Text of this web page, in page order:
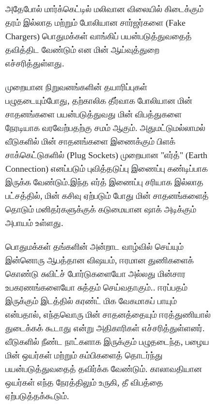
அதேபோல் மார்க்கெட்டில் மலிவான விலையில் கிடைக்கும்
தரம் இல்லாத மற்றும் போலியான சார்ஜர்களை (Fake
Chargers) பொதுமக்கள் வாங்கிப் பயன்படுத்துவதைத்
தவித்திட வேண்டும் என மின் ஆய்வுத்துறை
எச்சரித்துள்ளது.
முறையான நிறுவனங்களின் தயாரிப்புகள்
பழுதடையும்போது, தற்காலிக தீர்வாக போலியான மின்
சாதனங்களை பயன்படுத்துவது மின் விபத்துகளை
நேரடியாக வரவேற்பதற்கு சமம் ஆகும். அதுமட்டுமல்லாமல்
வீடுகளில் மின் சாதனங்களை இணைக்கும் பிளக்
சாக்கெட்டுகளில் (Plug Sockets) முறையான "எர்த்" (Earth
Connection) எனப்படும் புவித்தடுப்பு இணைப்பு கண்டிப்பாக
இருக்க வேண்டும்.இந்த எர்த் இணைப்பு சரியாக இல்லாத
பட்சத்தில், மின் கசிவு ஏற்படும் போது மின் சாதனங்களைத்
தொடும் மனிதர்களுக்குக் கடுமையான ஷாக் அடிக்கும்
அபாயம் உள்ளது.
பொதுமக்கள் தங்களின் அன்றாட வாழ்வில் செய்யும்
இன்னொரு ஆபத்தான விஷயம், ஈரமான துணிகளைக்
கொண்டு சுவிட்ச் போர்டுகளையோ அல்லது மின்சார
உபகரணங்களையோ சுத்தம் செய்வதாகும்.. ஈரப்பதம்
இருக்கும் இடத்தில் கரண்ட் மிக வேகமாகப் பாயும்
என்பதால், எந்தவொரு மின் சாதனத்தையும் ஈரத்துணியால்
துடைக்கக் கூடாது என்று அதிகாரிகள் எச்சரித்துள்ளனர்.
வீடுகளில் நீண்ட நாட்களாக இருக்கும் பழுதடைந்த, பழைய
மின் ஒயர்கள் மற்றும் கம்பிகளைத் தொடர்ந்து
பயன்படுத்துவதைத் தவிர்க்க வேண்டும். காலாவதியான
ஒயர்கள் எந்த நேரத்திலும் உருகி, தீ விபத்தை
ஏற்படுத்தக்கூடும்.